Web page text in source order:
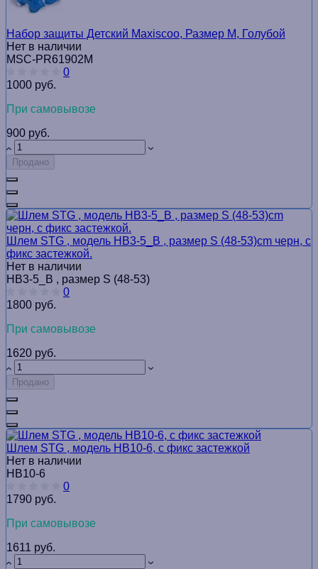
Набор защиты Детский Maxiscoo, Размер M, Голубой
Нет в наличии
MSC-PR61902M
0
1000 руб.
При самовывозе
900 руб.
Продано
Шлем STG , модель HB3-5_B , размер S (48-53)cm черн, с
фикс застежкой.
Нет в наличии
HB3-5_B , размер S (48-53)
0
1800 руб.
При самовывозе
1620 руб.
Продано
Шлем STG , модель HB10-6, с фикс застежкой
Нет в наличии
HB10-6
0
1790 руб.
При самовывозе
1611 руб.